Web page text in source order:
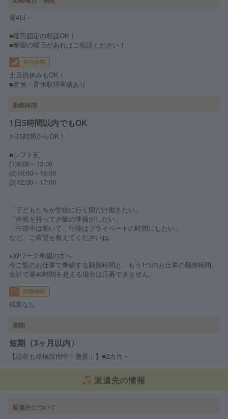
週4日～
■曜日固定の相談OK！
■希望の曜日があればご相談ください！
休日休暇
土日祝休みもOK！
■産休・育休取得実績あり
勤務時間
1日5時間以内でもOK
1日5時間からOK！
■シフト例
(1)8:00～13:00
(2)10:00～15:00
(3)12:00～17:00
「子どもたちが学校に行く間だけ働きたい」
「余裕を持って夕飯の準備がしたい」
「午前中は働いて、午後はプライベートの時間にしたい」
など、ご希望を教えてくださいね。
※Wワーク希望の方へ
今ご覧のお仕事で希望する勤務時間と、もう1つのお仕事の勤務時間。
合計で週40時間を超える場合は応募できません。
残業時間
残業なし
期間
短期（3ヶ月以内）
【現在も積極採用中！急募！】■2カ月～
派遣先の情報
配属先について